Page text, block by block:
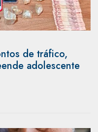
de tráfico,
adolescente